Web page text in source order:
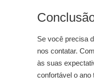
Se você precisa
nos contatar.
às suas
confortável o ano